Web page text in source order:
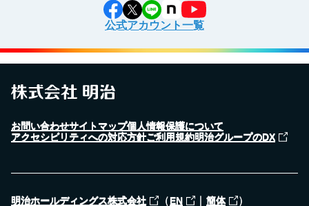
公式アカウント一覧
お問い合わせサイトマップ個人情報保護について
アクセシビリティへの対応方針ご利用規約明治グループのDX
明治ホールディングス株式会社 （EN ｜ 簡体 ）